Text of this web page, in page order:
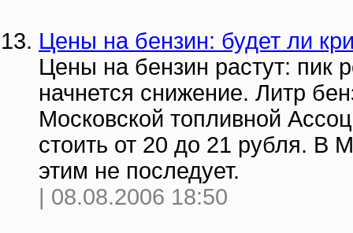
Цены на бензин: будет ли
Цены на бензин растут: пик
начнется снижение. Литр
Московской топливной
стоить от 20 до 21 рубля. В
этим не последует.
| 08.08.2006 18:50